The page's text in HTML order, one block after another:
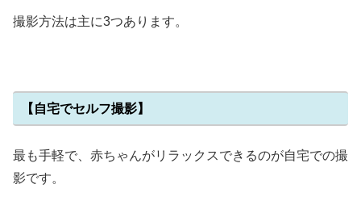
撮影方法は主に3つあります。
【自宅でセルフ撮影】
最も手軽で、赤ちゃんがリラックスできるのが自宅での撮
影です。